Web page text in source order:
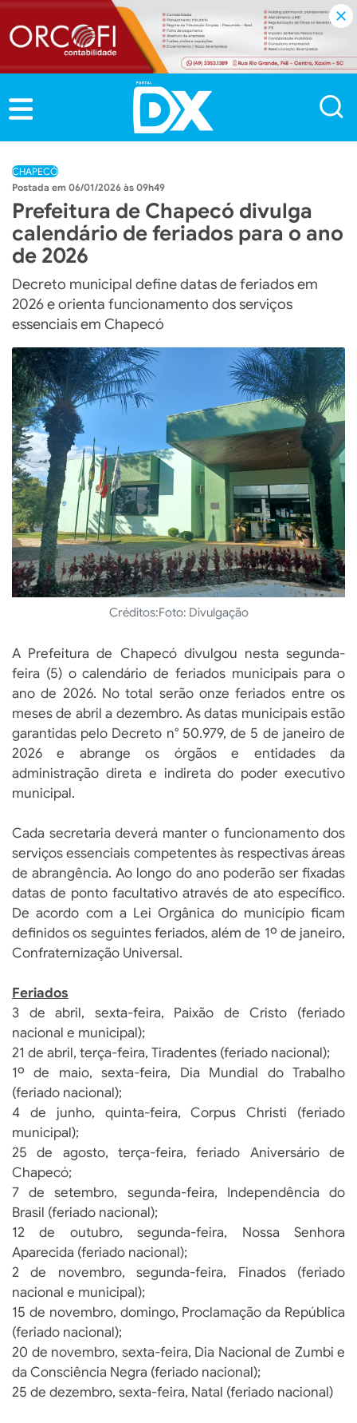
CHAPECÓ
06/01/2026 às 09h49
Prefeitura de Chapecó divulga
calendário de feriados para o ano
de 2026
Decreto municipal define datas de feriados em
2026 e orienta funcionamento dos serviços
essenciais em Chapecó
Créditos:Foto: Divulgação
A Prefeitura de Chapecó divulgou nesta segunda-
feira (5) o calendário de feriados municipais para o
ano de 2026. No total serão onze feriados entre os
meses de abril a dezembro. As datas municipais estão
garantidas pelo Decreto n° 50.979, de 5 de janeiro de
2026 e abrange os órgãos e entidades da
administração direta e indireta do poder executivo
municipal.
Cada secretaria deverá manter o funcionamento dos
serviços essenciais competentes às respectivas áreas
de abrangência. Ao longo do ano poderão ser fixadas
datas de ponto facultativo através de ato específico.
De acordo com a Lei Orgânica do município ficam
definidos os seguintes feriados, além de 1º de janeiro,
Confraternização Universal.
Feriados
3 de abril, sexta-feira, Paixão de Cristo (feriado
nacional e municipal);
21 de abril, terça-feira, Tiradentes (feriado nacional);
1º de maio, sexta-feira, Dia Mundial do Trabalho
(feriado nacional);
4 de junho, quinta-feira, Corpus Christi (feriado
municipal);
25 de agosto, terça-feira, feriado Aniversário de
Chapecó;
7 de setembro, segunda-feira, Independência do
Brasil (feriado nacional);
12 de outubro, segunda-feira, Nossa Senhora
Aparecida (feriado nacional);
2 de novembro, segunda-feira, Finados (feriado
nacional e municipal);
15 de novembro, domingo, Proclamação da República
(feriado nacional);
20 de novembro, sexta-feira, Dia Nacional de Zumbi e
da Consciência Negra (feriado nacional);
25 de dezembro, sexta-feira, Natal (feriado nacional)